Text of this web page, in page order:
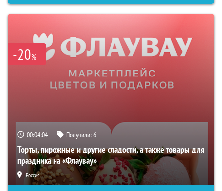
-20%
00:04:04 Получили:6
Торты, пирожные и другие сладости, а также товары для
праздника на «Флаувау»
Россия